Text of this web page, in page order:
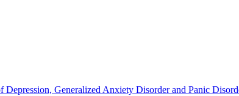
Generalized Anxiety Disorder and Panic